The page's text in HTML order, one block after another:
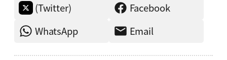
(Twitter)
Facebook
WhatsApp
Email